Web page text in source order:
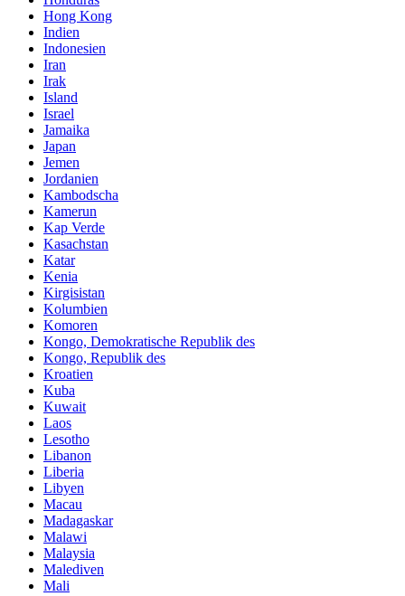
Hong Kong
Indien
Indonesien
Iran
Irak
Island
Israel
Jamaika
Japan
Jemen
Jordanien
Kambodscha
Kamerun
Kap Verde
Kasachstan
Katar
Kenia
Kirgisistan
Kolumbien
Komoren
Kongo, Demokratische Republik des
Kongo, Republik des
Kroatien
Kuba
Kuwait
Laos
Lesotho
Libanon
Liberia
Libyen
Macau
Madagaskar
Malawi
Malaysia
Malediven
Mali